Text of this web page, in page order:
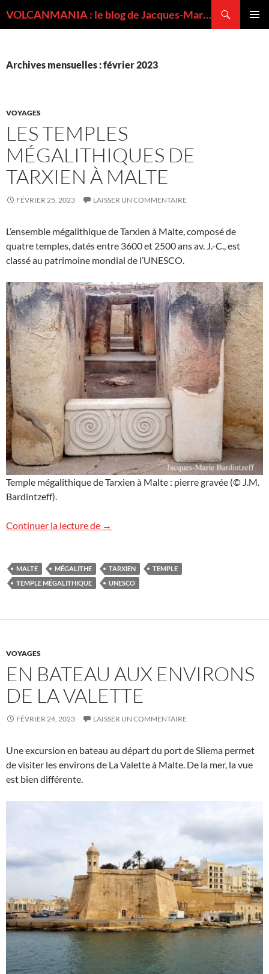
VOLCANMANIA : le blog de Jacques-Marie BARDINTZEFF, volcanologue
Archives mensuelles : février 2023
VOYAGES
LES TEMPLES
MÉGALITHIQUES DE
TARXIEN À MALTE
FÉVRIER 25, 2023 LAISSER UN COMMENTAIRE
L’ensemble mégalithique de Tarxien à Malte, composé de
quatre temples, datés entre 3600 et 2500 ans av. J.-C., est
classé au patrimoine mondial de l’UNESCO.
Temple mégalithique de Tarxien à Malte : pierre gravée (© J.M.
Bardintzeff).
Continuer la lecture de Les temples mégalithiques de Tarxien à
→
MALTE MÉGALITHE TARXIEN
TEMPLE
TEMPLE MÉGALITHIQUE
UNESCO
VOYAGES
EN BATEAU AUX ENVIRONS
DE LA VALETTE
FÉVRIER 24, 2023 LAISSER UN COMMENTAIRE
Une excursion en bateau au départ du port de Sliema permet
de visiter les environs de La Valette à Malte. De la mer, la vue
est bien différente.